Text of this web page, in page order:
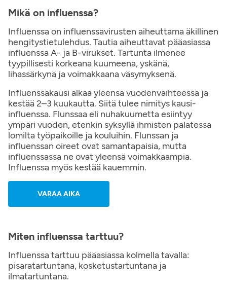
Mikä on influenssa?
Influenssa on influenssavirusten aiheuttama äkillinen
hengitystietulehdus. Tautia aiheuttavat pääasiassa
influenssa A- ja B-virukset. Tartunta ilmenee
tyypillisesti korkeana kuumeena, yskänä,
lihassärkynä ja voimakkaana väsymyksenä​.
Influenssakausi alkaa yleensä vuodenvaihteessa ja
kestää 2–3 kuukautta. Siitä tulee nimitys kausi-
influenssa. Flunssaa eli nuhakuumetta esiintyy
ympäri vuoden, etenkin syksyllä ihmisten palatessa
lomilta työpaikoille ja kouluihin. Flunssan ja
influenssan oireet ovat samantapaisia, mutta
influenssassa ne ovat yleensä voimakkaampia.
Influenssa myös kestää kauemmin.
VARAA AIKA
Miten influenssa tarttuu?
Influenssa tarttuu pääasiassa kolmella tavalla:
pisaratartuntana, kosketustartuntana ja
ilmatartuntana.